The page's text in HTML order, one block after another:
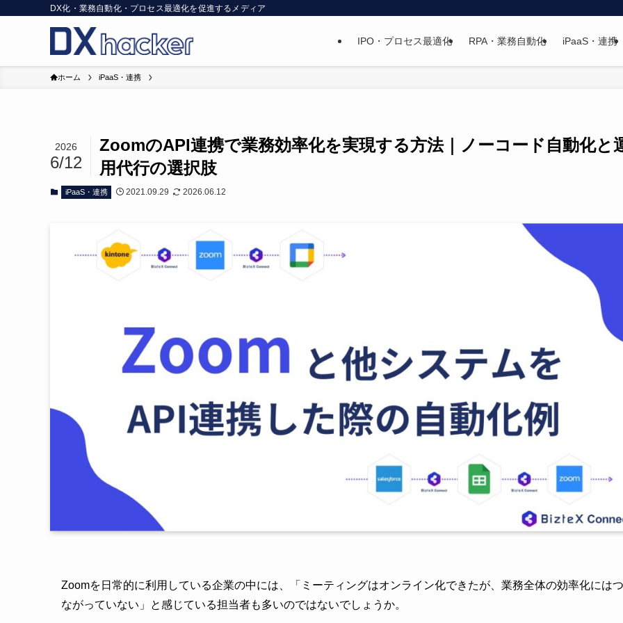
DX化・業務自動化・プロセス最適化を促進するメディア
IPO・プロセス最適化 RPA・業務自動化 iPaaS・連携
ホーム iPaaS・連携
ZoomのAPI連携で業務効率化を実現する方法｜ノーコード自動化と
用代行の選択肢
2026
6/12
iPaaS・連携 2021.09.29 2026.06.12
Zoomを日常的に利用している企業の中には、「ミーティングはオンライン化できたが、業務全体の効率化にはつ
ながっていない」と感じている担当者も多いのではないでしょうか。